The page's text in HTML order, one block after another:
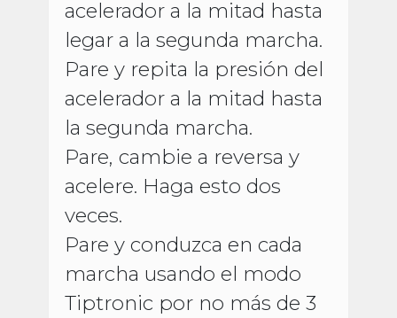
acelerador a la mitad hasta
legar a la segunda marcha.
Pare y repita la presión del
acelerador a la mitad hasta
la segunda marcha.
Pare, cambie a reversa y
acelere. Haga esto dos
veces.
Pare y conduzca en cada
marcha usando el modo
Tiptronic por no más de 3